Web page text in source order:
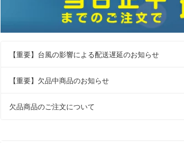
【重要】台風の影響による配送遅延のお知らせ
【重要】欠品中商品のお知らせ
欠品商品のご注文について